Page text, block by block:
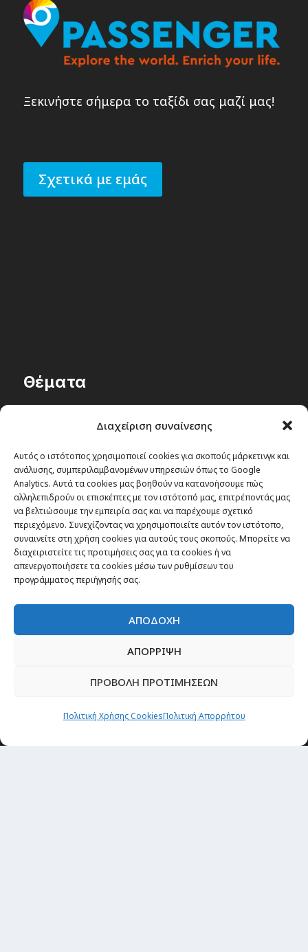
Διαχείριση συναίνεσης
Αυτός ο ιστότοπος χρησιμοποιεί cookies για σκοπούς μάρκετινγκ και
ανάλυσης, συμπεριλαμβανομένων υπηρεσιών όπως το Google
Analytics. Αυτά τα cookies μας βοηθούν να κατανοήσουμε πώς
αλληλεπιδρούν οι επισκέπτες με τον ιστότοπό μας, επιτρέποντάς μας
να βελτιώσουμε την εμπειρία σας και να παρέχουμε σχετικό
περιεχόμενο. Συνεχίζοντας να χρησιμοποιείτε αυτόν τον ιστότοπο,
συναινείτε στη χρήση cookies για αυτούς τους σκοπούς. Μπορείτε να
διαχειριστείτε τις προτιμήσεις σας για τα cookies ή να
απενεργοποιήσετε τα cookies μέσω των ρυθμίσεων του
προγράμματος περιήγησής σας.
ΑΠΟΔΟΧΗ
ΑΠΟΡΡΙΨΗ
ΠΡΟΒΟΛΗ ΠΡΟΤΙΜΗΣΕΩΝ
Πολιτική Χρήσης CookiesΠολιτική Απορρήτου
Ξεκινήστε σήμερα το ταξίδι σας μαζί μας!
Σχετικά με εμάς
Θέματα
TRAVEL NEWS
Οργάνωσε το ταξίδι σου
CITY and CULTURE